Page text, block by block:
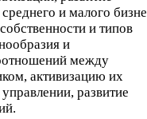
и малого
и типов
и
между
активизацию их
развитие